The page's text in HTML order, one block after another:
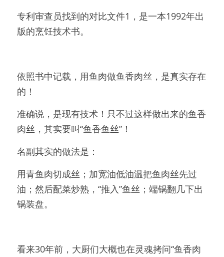
专利审查员找到的对比文件1，是一本1992年出
版的烹饪技术书。
依照书中记载，用鱼肉做鱼香肉丝，是真实存在
的！
准确说，是现有技术！只不过这样做出来的鱼香
肉丝，其实要叫“鱼香鱼丝”！
名副其实的做法是：
用青鱼肉切成丝；加宽油低油温把鱼肉丝先过
油；然后配菜炒熟，“推入”鱼丝；端锅翻几下出
锅装盘。
看来30年前，大厨们大概也在灵魂拷问“鱼香肉